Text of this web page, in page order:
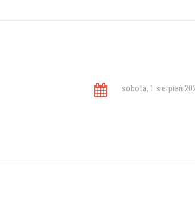
sobota, 1 sierpień